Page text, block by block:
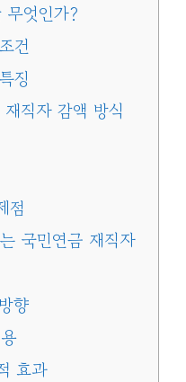
무엇인가?
건
징
직자 감액 방식
점
국민연금 재직자
향
효과